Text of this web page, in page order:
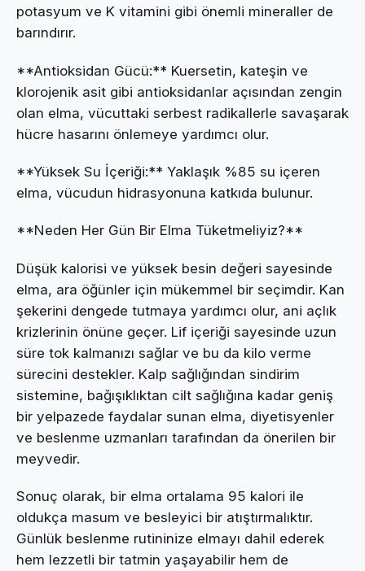
potasyum ve K vitamini gibi önemli mineraller de
barındırır.
**Antioksidan Gücü:** Kuersetin, kateşin ve
klorojenik asit gibi antioksidanlar açısından zengin
olan elma, vücuttaki serbest radikallerle savaşarak
hücre hasarını önlemeye yardımcı olur.
**Yüksek Su İçeriği:** Yaklaşık %85 su içeren
elma, vücudun hidrasyonuna katkıda bulunur.
**Neden Her Gün Bir Elma Tüketmeliyiz?**
Düşük kalorisi ve yüksek besin değeri sayesinde
elma, ara öğünler için mükemmel bir seçimdir. Kan
şekerini dengede tutmaya yardımcı olur, ani açlık
krizlerinin önüne geçer. Lif içeriği sayesinde uzun
süre tok kalmanızı sağlar ve bu da kilo verme
sürecini destekler. Kalp sağlığından sindirim
sistemine, bağışıklıktan cilt sağlığına kadar geniş
bir yelpazede faydalar sunan elma, diyetisyenler
ve beslenme uzmanları tarafından da önerilen bir
meyvedir.
Sonuç olarak, bir elma ortalama 95 kalori ile
oldukça masum ve besleyici bir atıştırmalıktır.
Günlük beslenme rutininize elmayı dahil ederek
hem lezzetli bir tatmin yaşayabilir hem de